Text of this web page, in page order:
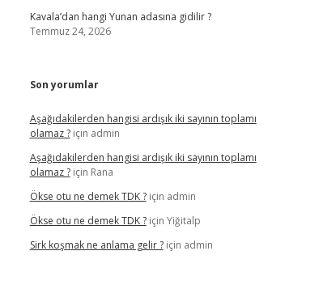
Kavala’dan hangi Yunan adasına gidilir ?
Temmuz 24, 2026
Son yorumlar
Aşağıdakilerden hangisi ardışık iki sayının toplamı
olamaz ?için admin
Aşağıdakilerden hangisi ardışık iki sayının toplamı
olamaz ?için Rana
Ökse otu ne demek TDK ?için admin
Ökse otu ne demek TDK ?için Yiğitalp
Sirk koşmak ne anlama gelir ?için admin